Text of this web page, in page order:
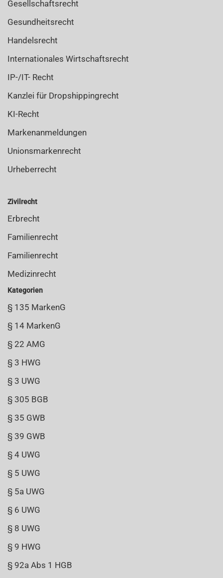
Gesellschaftsrecht
Gesundheitsrecht
Handelsrecht
Internationales Wirtschaftsrecht
IP-/IT- Recht
Kanzlei für Dropshippingrecht
KI-Recht
Markenanmeldungen
Unionsmarkenrecht
Urheberrecht
Zivilrecht
Erbrecht
Familienrecht
Familienrecht
Medizinrecht
Kategorien
§ 135 MarkenG
§ 14 MarkenG
§ 22 AMG
§ 3 HWG
§ 3 UWG
§ 305 BGB
§ 35 GWB
§ 39 GWB
§ 4 UWG
§ 5 UWG
§ 5a UWG
§ 6 UWG
§ 8 UWG
§ 9 HWG
§ 92a Abs 1 HGB